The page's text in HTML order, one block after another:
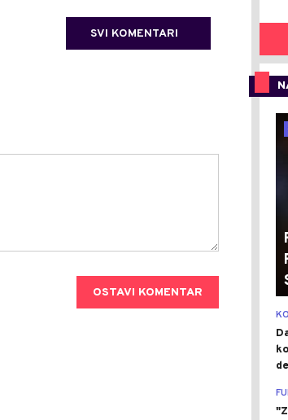
SVI KOMENTARI
OSTAVI KOMENTAR